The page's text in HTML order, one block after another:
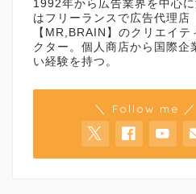
1992年から広告業界を中心
はフリーランスで広告代理店
【MR,BRAIN】のクリエイテ
クター。個人商店から国際企
い経験を持つ。
＼ Follow me ／